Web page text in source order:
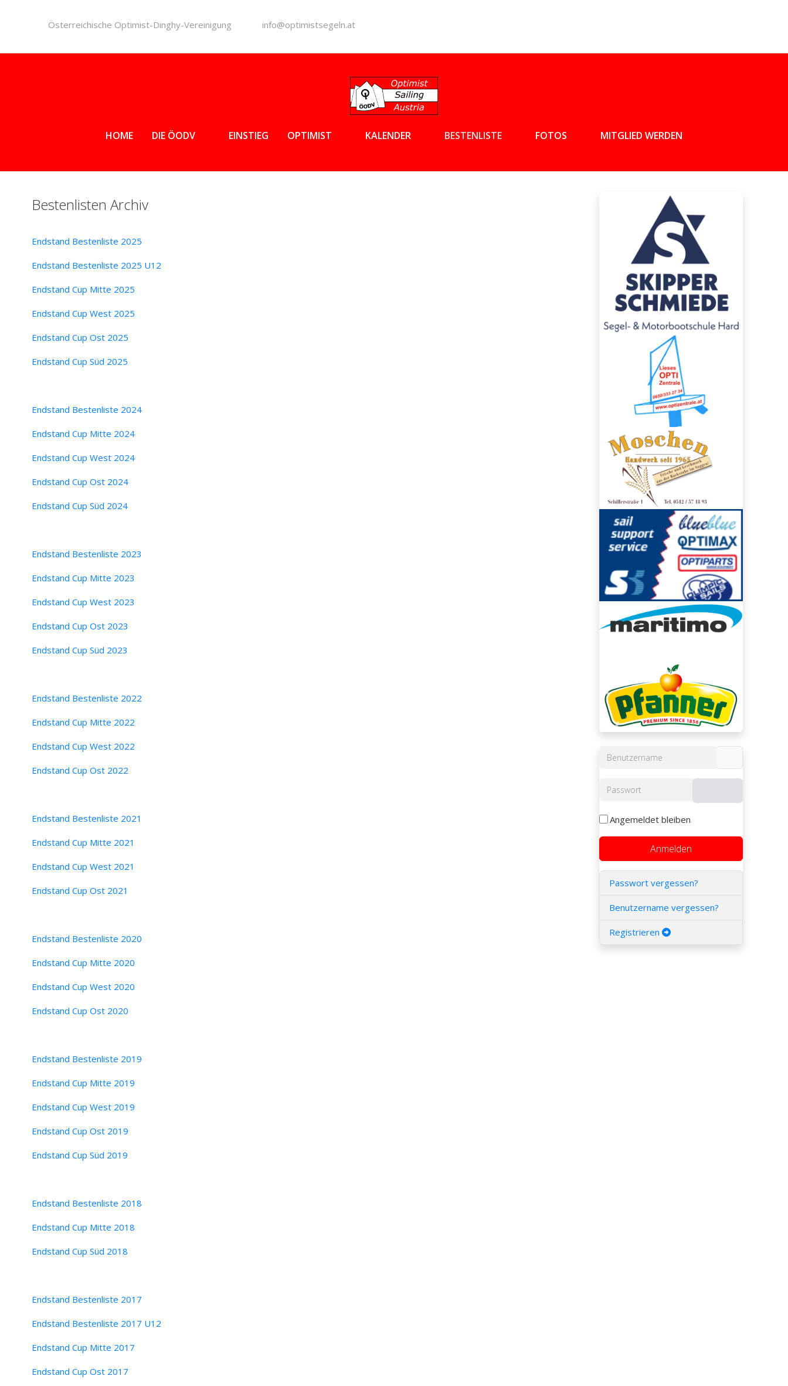
Österreichische Optimist-Dinghy-Vereinigung info@optimistsegeln.at
HOME DIE ÖODV EINSTIEG OPTIMIST KALENDER BESTENLISTE FOTOS MITGLIED WERDEN
Bestenlisten Archiv
Endstand Bestenliste 2025
Endstand Bestenliste 2025 U12
Endstand Cup Mitte 2025
Endstand Cup West 2025
Endstand Cup Ost 2025
Endstand Cup Süd 2025
Endstand Bestenliste 2024
Endstand Cup Mitte 2024
Endstand Cup West 2024
Endstand Cup Ost 2024
Endstand Cup Süd 2024
Endstand Bestenliste 2023
Endstand Cup Mitte 2023
Endstand Cup West 2023
Endstand Cup Ost 2023
Endstand Cup Süd 2023
Endstand Bestenliste 2022
Endstand Cup Mitte 2022
Endstand Cup West 2022
Endstand Cup Ost 2022
Endstand Bestenliste 2021
Endstand Cup Mitte 2021
Endstand Cup West 2021
Endstand Cup Ost 2021
Endstand Bestenliste 2020
Endstand Cup Mitte 2020
Endstand Cup West 2020
Endstand Cup Ost 2020
Endstand Bestenliste 2019
Endstand Cup Mitte 2019
Endstand Cup West 2019
Endstand Cup Ost 2019
Endstand Cup Süd 2019
Endstand Bestenliste 2018
Endstand Cup Mitte 2018
Endstand Cup Süd 2018
Endstand Bestenliste 2017
Endstand Bestenliste 2017 U12
Endstand Cup Mitte 2017
Endstand Cup Ost 2017
Benutzername
Passwort
Passwort
Angemeldet bleiben
Anmelden
Passwort vergessen?
Benutzername vergessen?
Registrieren